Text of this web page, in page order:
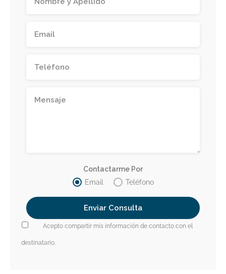
Contactarme Por
Email
Teléfono
Acepto compartir mis información de contacto con el
destinatario.